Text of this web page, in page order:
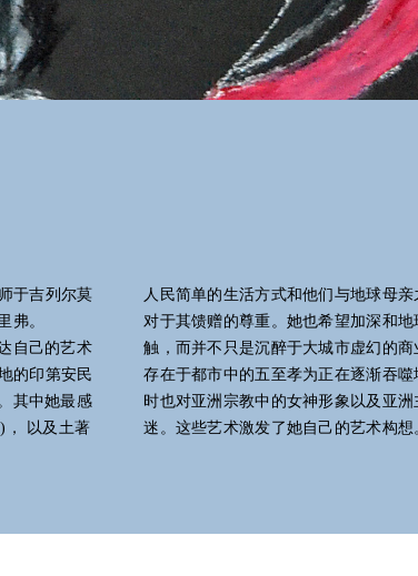
于吉列尔莫
弗。
自己的艺术
的印第安民
其中她最感
， 以及土著
人民简单的生活方式和他们与地球母
对于其馈赠的尊重。她也希望加深和
之中，因为
希比利亚同
艺术十分着
她作品的中
心往往围绕宗教象征符号，所以耶稣